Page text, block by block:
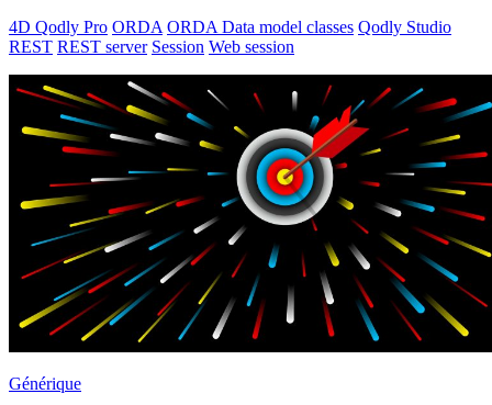
4D Qodly Pro ORDA ORDA Data model classes Qodly Studio
REST REST server Session Web session
Générique